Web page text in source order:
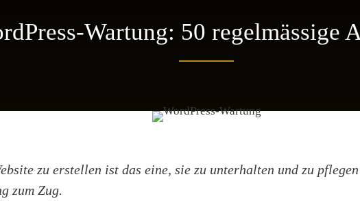
Wartung: 50 regelmässige
zu erstellen ist das eine, sie zu unterhalten und zu
zum Zug.